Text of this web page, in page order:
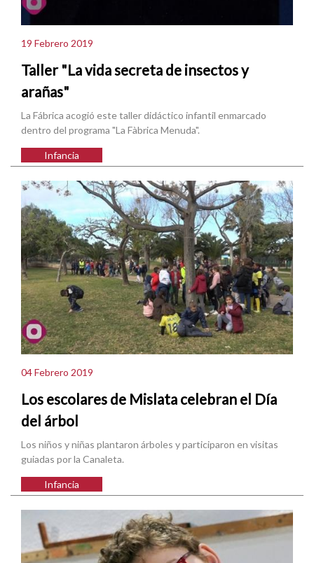
19 Febrero 2019
Taller "La vida secreta de insectos y
arañas"
La Fábrica acogió este taller didáctico infantil enmarcado
dentro del programa "La Fàbrica Menuda".
Infancia
04 Febrero 2019
Los escolares de Mislata celebran el Día
del árbol
Los niños y niñas plantaron árboles y participaron en visitas
guiadas por la Canaleta.
Infancia